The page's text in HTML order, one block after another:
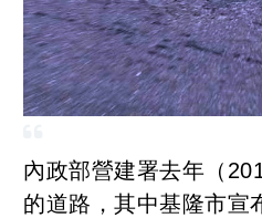
內政部營建署去年（
的道路，其中基隆市宣